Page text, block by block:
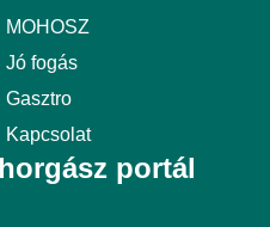
MOHOSZ
Jó fogás
Gasztro
Kapcsolat
portál